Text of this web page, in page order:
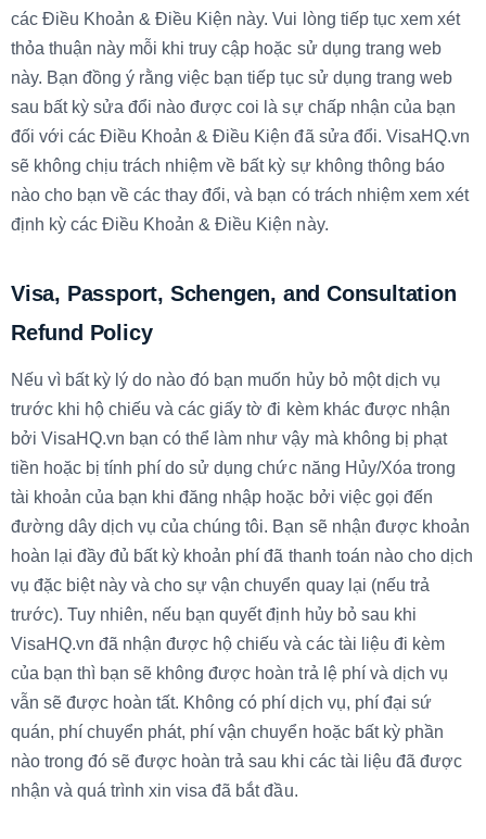
các Điều Khoản & Điều Kiện này. Vui lòng tiếp tục xem xét
thỏa thuận này mỗi khi truy cập hoặc sử dụng trang web
này. Bạn đồng ý rằng việc bạn tiếp tục sử dụng trang web
sau bất kỳ sửa đổi nào được coi là sự chấp nhận của bạn
đối với các Điều Khoản & Điều Kiện đã sửa đổi. VisaHQ.vn
sẽ không chịu trách nhiệm về bất kỳ sự không thông báo
nào cho bạn về các thay đổi, và bạn có trách nhiệm xem xét
định kỳ các Điều Khoản & Điều Kiện này.
Visa, Passport, Schengen, and Consultation
Refund Policy
Nếu vì bất kỳ lý do nào đó bạn muốn hủy bỏ một dịch vụ
trước khi hộ chiếu và các giấy tờ đi kèm khác được nhận
bởi VisaHQ.vn bạn có thể làm như vậy mà không bị phạt
tiền hoặc bị tính phí do sử dụng chức năng Hủy/Xóa trong
tài khoản của bạn khi đăng nhập hoặc bởi việc gọi đến
đường dây dịch vụ của chúng tôi. Bạn sẽ nhận được khoản
hoàn lại đầy đủ bất kỳ khoản phí đã thanh toán nào cho dịch
vụ đặc biệt này và cho sự vận chuyển quay lại (nếu trả
trước). Tuy nhiên, nếu bạn quyết định hủy bỏ sau khi
VisaHQ.vn đã nhận được hộ chiếu và các tài liệu đi kèm
của bạn thì bạn sẽ không được hoàn trả lệ phí và dịch vụ
vẫn sẽ được hoàn tất. Không có phí dịch vụ, phí đại sứ
quán, phí chuyển phát, phí vận chuyển hoặc bất kỳ phần
nào trong đó sẽ được hoàn trả sau khi các tài liệu đã được
nhận và quá trình xin visa đã bắt đầu.